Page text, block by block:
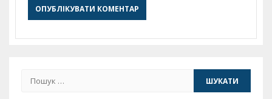
Пошук: